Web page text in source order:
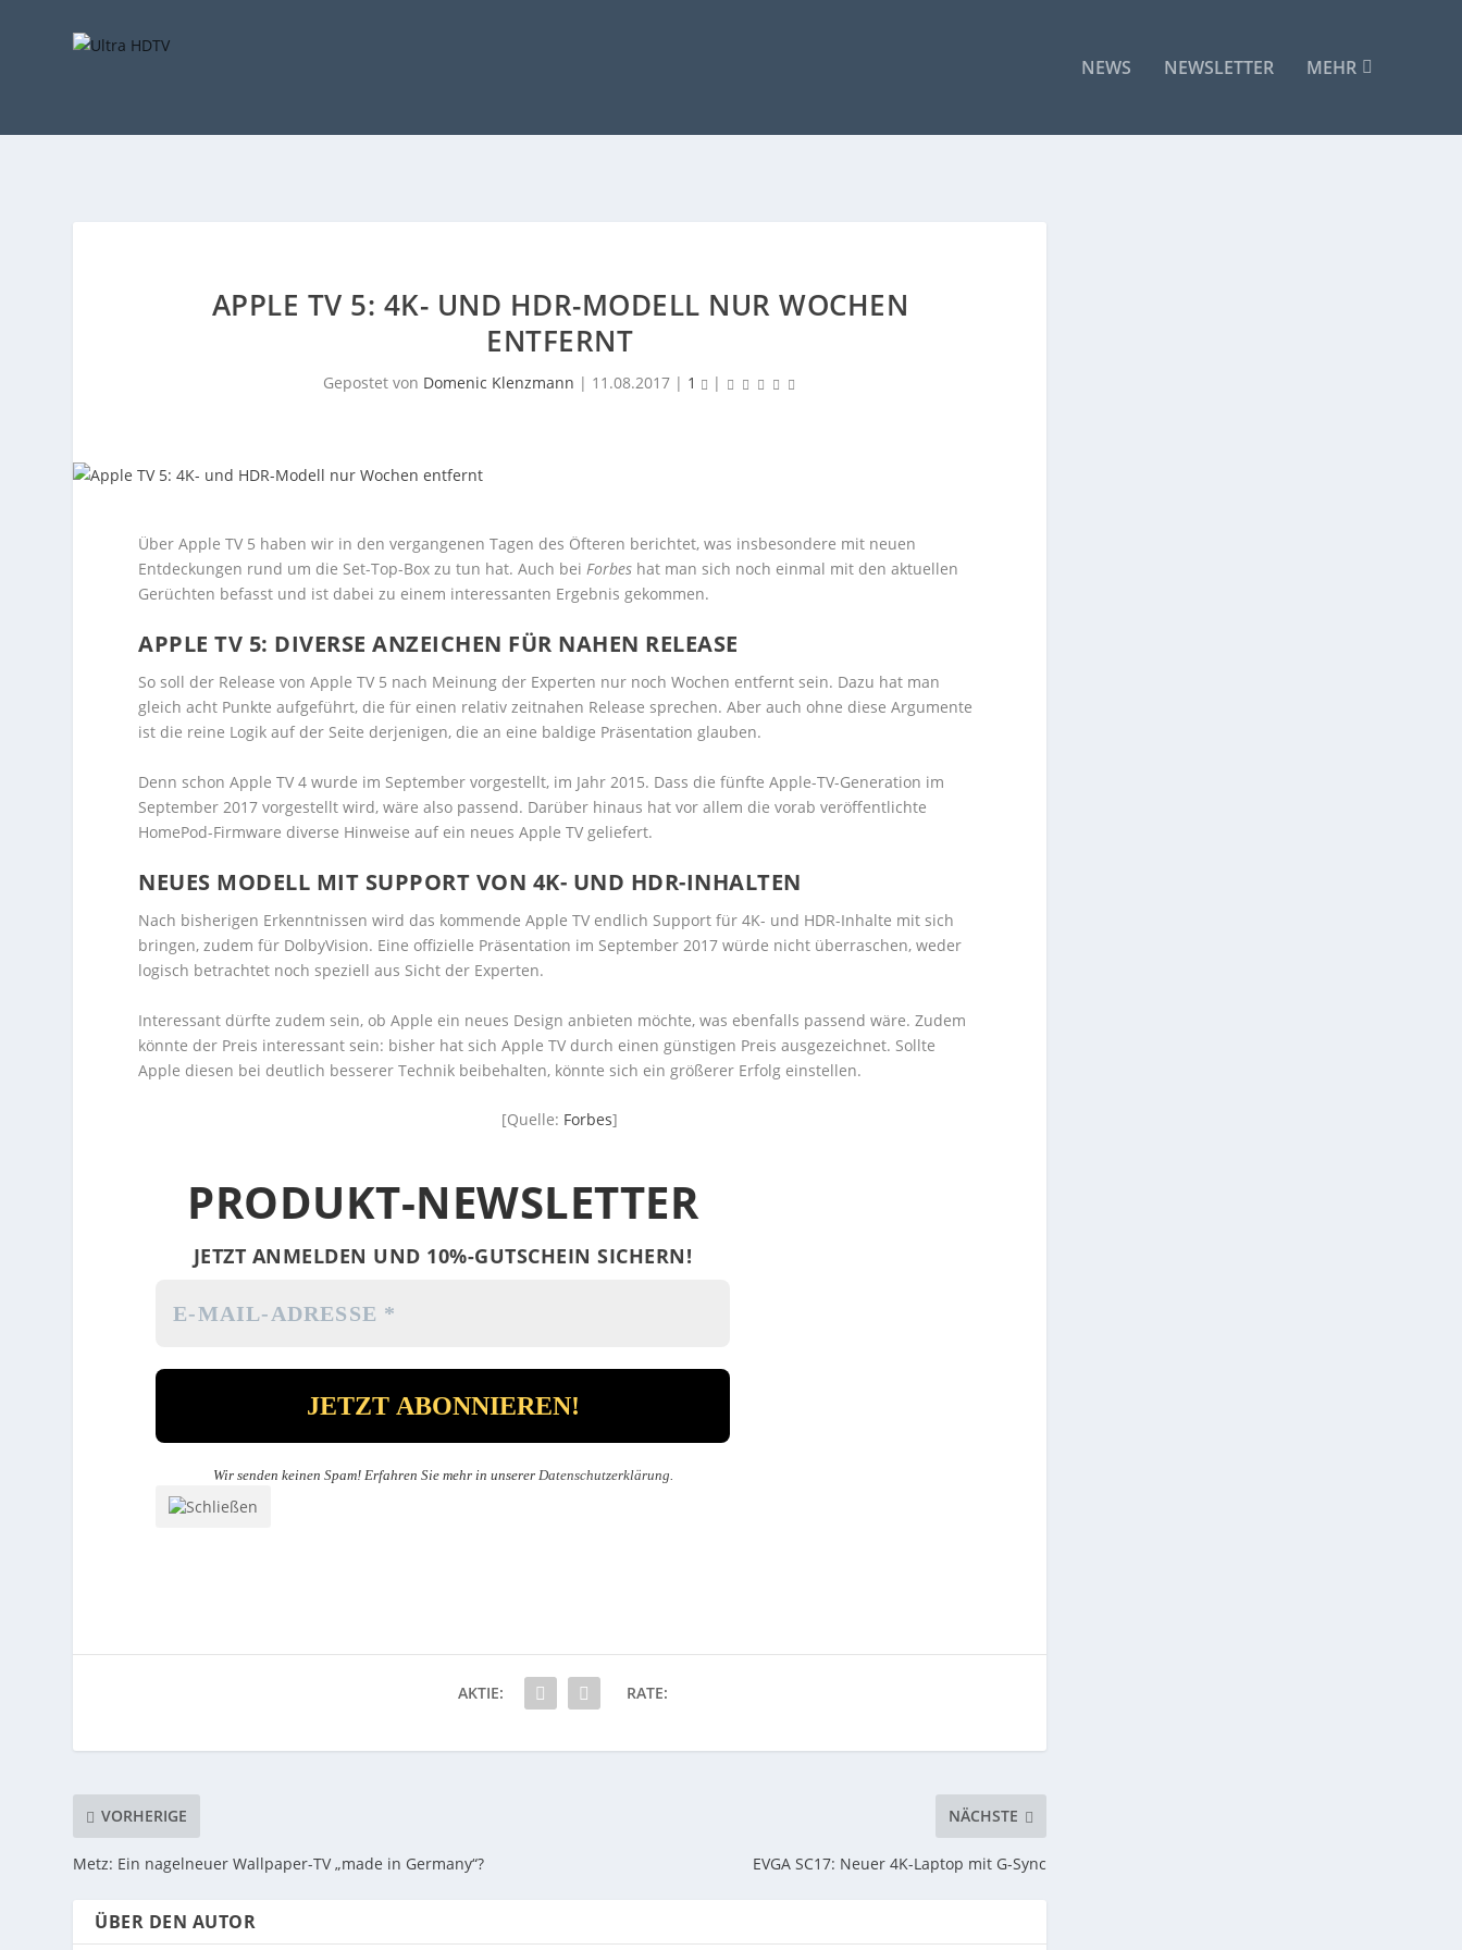
NEWS NEWSLETTER MEHR
APPLE TV 5: 4K- UND HDR-MODELL NUR WOCHEN
ENTFERNT
Gepostet von Domenic Klenzmann | 11.08.2017| 1 |
Über Apple TV 5 haben wir in den vergangenen Tagen des Öfteren berichtet, was insbesondere mit neuen
Entdeckungen rund um die Set-Top-Box zu tun hat. Auch beiForbes hat man sich noch einmal mit den aktuellen
Gerüchten befasst und ist dabei zu einem interessanten Ergebnis gekommen.
APPLE TV 5: DIVERSE ANZEICHEN FÜR NAHEN RELEASE
So soll der Release von Apple TV 5 nach Meinung der Experten nur noch Wochen entfernt sein. Dazu hat man
gleich acht Punkte aufgeführt, die für einen relativ zeitnahen Release sprechen. Aber auch ohne diese Argumente
ist die reine Logik auf der Seite derjenigen, die an eine baldige Präsentation glauben.
Denn schon Apple TV 4 wurde im September vorgestellt, im Jahr 2015. Dass die fünfte Apple-TV-Generation im
September 2017 vorgestellt wird, wäre also passend. Darüber hinaus hat vor allem die vorab veröffentlichte
HomePod-Firmware diverse Hinweise auf ein neues Apple TV geliefert.
NEUES MODELL MIT SUPPORT VON 4K- UND HDR-INHALTEN
Nach bisherigen Erkenntnissen wird das kommende Apple TV endlich Support für 4K- und HDR-Inhalte mit sich
bringen, zudem für DolbyVision. Eine offizielle Präsentation im September 2017 würde nicht überraschen, weder
logisch betrachtet noch speziell aus Sicht der Experten.
Interessant dürfte zudem sein, ob Apple ein neues Design anbieten möchte, was ebenfalls passend wäre. Zudem
könnte der Preis interessant sein: bisher hat sich Apple TV durch einen günstigen Preis ausgezeichnet. Sollte
Apple diesen bei deutlich besserer Technik beibehalten, könnte sich ein größerer Erfolg einstellen.
[Quelle: Forbes]
PRODUKT-NEWSLETTER
JETZT ANMELDEN UND 10%-GUTSCHEIN SICHERN!
Wir senden keinen Spam! Erfahren Sie mehr in unserer Datenschutzerklärung
AKTIE: RATE:
VORHERIGE
Metz: Ein nagelneuer Wallpaper-TV „made in Germany“?
NÄCHSTE
EVGA SC17: Neuer 4K-Laptop mit G-Sync
ÜBER DEN AUTOR